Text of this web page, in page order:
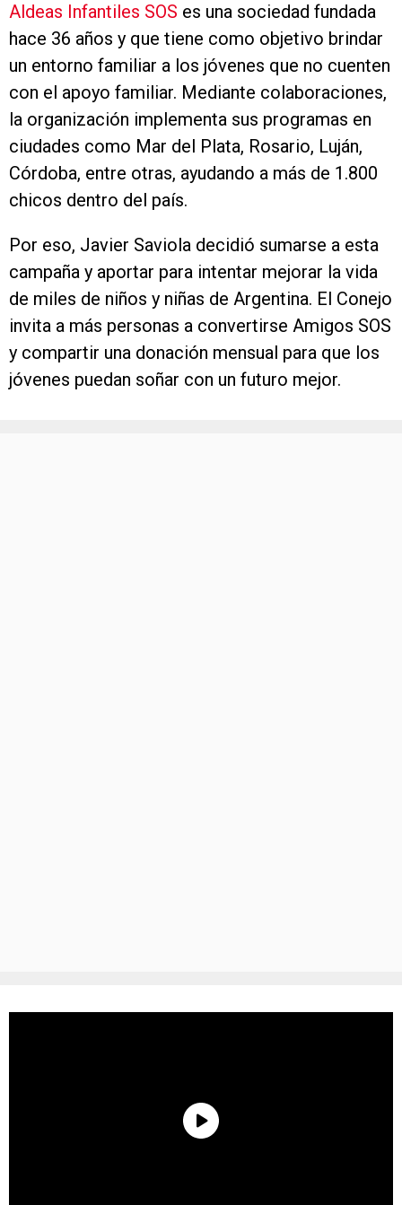
Aldeas Infantiles SOS es una sociedad fundada
hace 36 años y que tiene como objetivo brindar
un entorno familiar a los jóvenes que no cuenten
con el apoyo familiar. Mediante colaboraciones,
la organización implementa sus programas en
ciudades como Mar del Plata, Rosario, Luján,
Córdoba, entre otras, ayudando a más de 1.800
chicos dentro del país.
Por eso, Javier Saviola decidió sumarse a esta
campaña y aportar para intentar mejorar la vida
de miles de niños y niñas de Argentina. El Conejo
invita a más personas a convertirse Amigos SOS
y compartir una donación mensual para que los
jóvenes puedan soñar con un futuro mejor.